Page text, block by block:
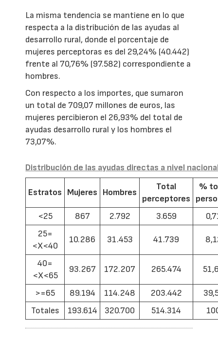
La misma tendencia se mantiene en lo que
respecta a la distribución de las ayudas al
desarrollo rural, donde el porcentaje de
mujeres perceptoras es del 29,24% (40.442)
frente al 70,76% (97.582) correspondiente a
hombres.
Con respecto a los importes, que sumaron
un total de 709,07 millones de euros, las
mujeres percibieron el 26,93% del total de
ayudas desarrollo rural y los hombres el
73,07%.
Distribución de las ayudas directas a nivel
Estratos Mujeres Hombres
Total
perceptores
%
<25
867 2.792 3.659
25=
<X<40
10.286 31.453 41.739
40=
<X<65
93.267 172.207 265.474
>=65 89.194 114.248 203.442
Totales
193.614 320.700 514.314